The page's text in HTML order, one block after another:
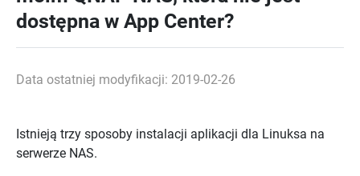
dostępna w App Center?
Data ostatniej modyfikacji: 2019-02-26
Istnieją trzy sposoby instalacji aplikacji dla Linuksa na
serwerze NAS.